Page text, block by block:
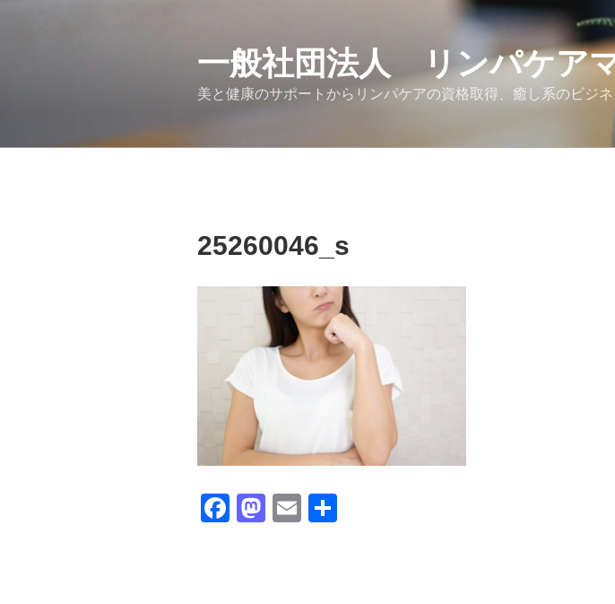
一般社団法人 リンパケア
美と健康のサポートからリンパケアの資格取得、癒し系のビジ
25260046_s
F
M
E